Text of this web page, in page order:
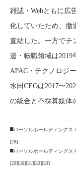
雑誌・Webともに広
化していたため、撤
直結した。一方でテ
遣・転職領域は2019
APAC・テクノロジ
水田CEOは2017〜
の統合と不採算媒体
パーソルホールディングス
[28]
パーソルホールディングス
[29][30][31][32][33]